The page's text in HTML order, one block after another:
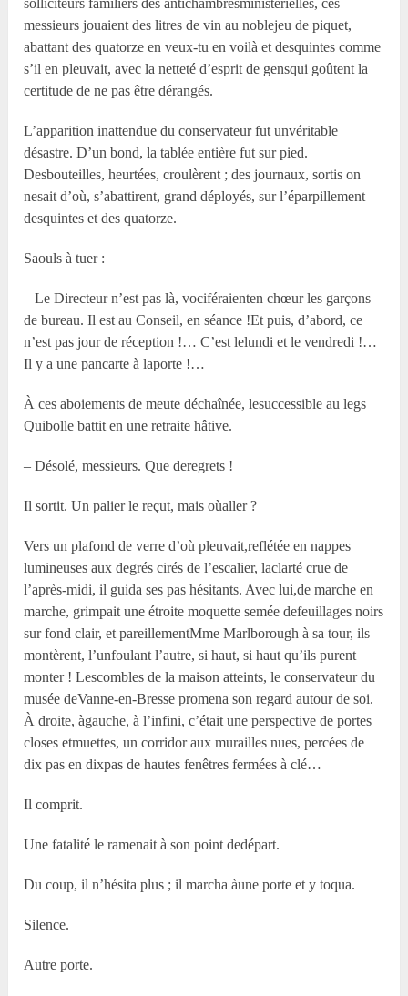
solliciteurs familiers des antichambresministérielles, ces
messieurs jouaient des litres de vin au noblejeu de piquet,
abattant des quatorze en veux-tu en voilà et desquintes comme
s’il en pleuvait, avec la netteté d’esprit de gensqui goûtent la
certitude de ne pas être dérangés.
L’apparition inattendue du conservateur fut unvéritable
désastre. D’un bond, la tablée entière fut sur pied.
Desbouteilles, heurtées, croulèrent ; des journaux, sortis on
nesait d’où, s’abattirent, grand déployés, sur l’éparpillement
desquintes et des quatorze.
Saouls à tuer :
– Le Directeur n’est pas là, vociféraienten chœur les garçons
de bureau. Il est au Conseil, en séance !Et puis, d’abord, ce
n’est pas jour de réception !… C’est lelundi et le vendredi !…
Il y a une pancarte à laporte !…
À ces aboiements de meute déchaînée, lesuccessible au legs
Quibolle battit en une retraite hâtive.
– Désolé, messieurs. Que deregrets !
Il sortit. Un palier le reçut, mais oùaller ?
Vers un plafond de verre d’où pleuvait,reflétée en nappes
lumineuses aux degrés cirés de l’escalier, laclarté crue de
l’après-midi, il guida ses pas hésitants. Avec lui,de marche en
marche, grimpait une étroite moquette semée defeuillages noirs
sur fond clair, et pareillementMme Marlborough à sa tour, ils
montèrent, l’unfoulant l’autre, si haut, si haut qu’ils purent
monter ! Lescombles de la maison atteints, le conservateur du
musée deVanne-en-Bresse promena son regard autour de soi.
À droite, àgauche, à l’infini, c’était une perspective de portes
closes etmuettes, un corridor aux murailles nues, percées de
dix pas en dixpas de hautes fenêtres fermées à clé…
Il comprit.
Une fatalité le ramenait à son point dedépart.
Du coup, il n’hésita plus ; il marcha àune porte et y toqua.
Silence.
Autre porte.